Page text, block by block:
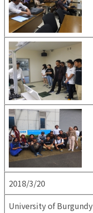
2018/3/20
University of Burgundy